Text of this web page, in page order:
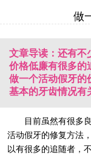
做
文章导读：还有不
价格低廉有很多的
做一个活动假牙的
基本的牙齿情况有
目前虽然有很多
活动假牙的修复方法
以有很多的追随者，